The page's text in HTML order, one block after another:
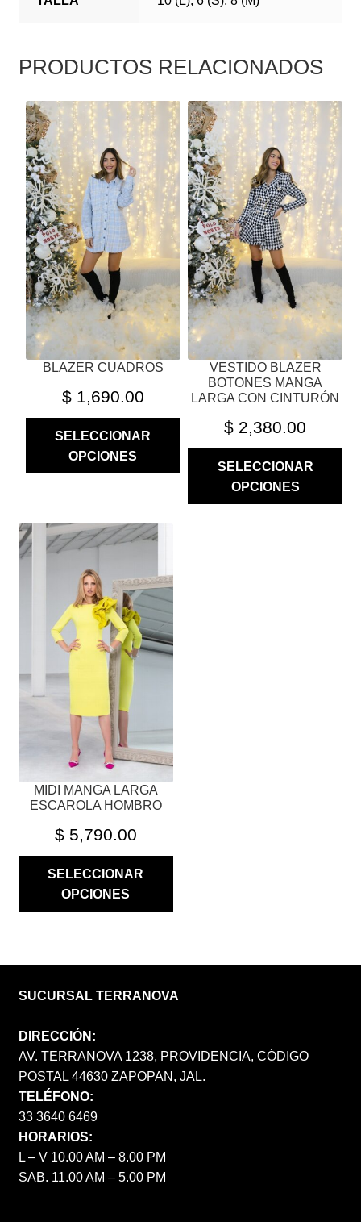
PRODUCTOS RELACIONADOS
BLAZER CUADROS
$1,690.00
SELECCIONAR
OPCIONES
ESTE
PRODUCTO
TIENE
MÚLTIPLES
VARIANTES.
LAS
OPCIONES
SE
PUEDEN
ELEGIR
EN
LA
PÁGINA
PRODUCTO
VESTIDO BLAZER
BOTONES MANGA
LARGA CON CINTURÓN
$ 2,380.00
SELECCIONAR
OPCIONES
ESTE
PRODUCTO
TIENE
MÚLTIPLES
VARIANTES.
LAS
OPCIONES
SE
PUEDEN
ELEGIR
EN
LA
PÁGINA
PRODUCTO
MIDI MANGA LARGA
ESCAROLA HOMBRO
$5,790.00
SELECCIONAR
OPCIONES
ESTE
PRODUCTO
MÚLTIPLES
VARIANTES.
OPCIONES
SE
PUEDEN
DE
SUCURSAL TERRANOVA
DIRECCIÓN:
AV. TERRANOVA 1238, PROVIDENCIA, CÓDIGO
POSTAL 44630 ZAPOPAN, JAL.
TELÉFONO:
33 3640 6469
HORARIOS:
L – V 10.00 AM – 8.00 PM
SAB. 11.00 AM – 5.00 PM